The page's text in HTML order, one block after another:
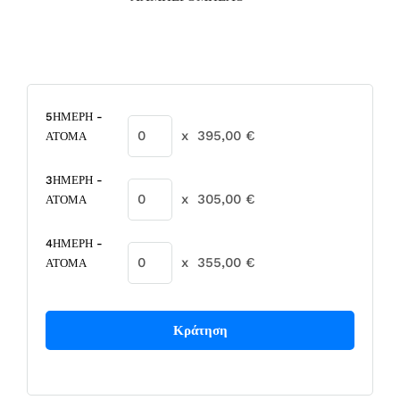
5ΗΜΕΡΗ -
ΑΤΟΜΑ
x 395,00 €
3ΗΜΕΡΗ -
ΑΤΟΜΑ
x 305,00 €
4ΗΜΕΡΗ -
ΑΤΟΜΑ
x 355,00 €
Κράτηση